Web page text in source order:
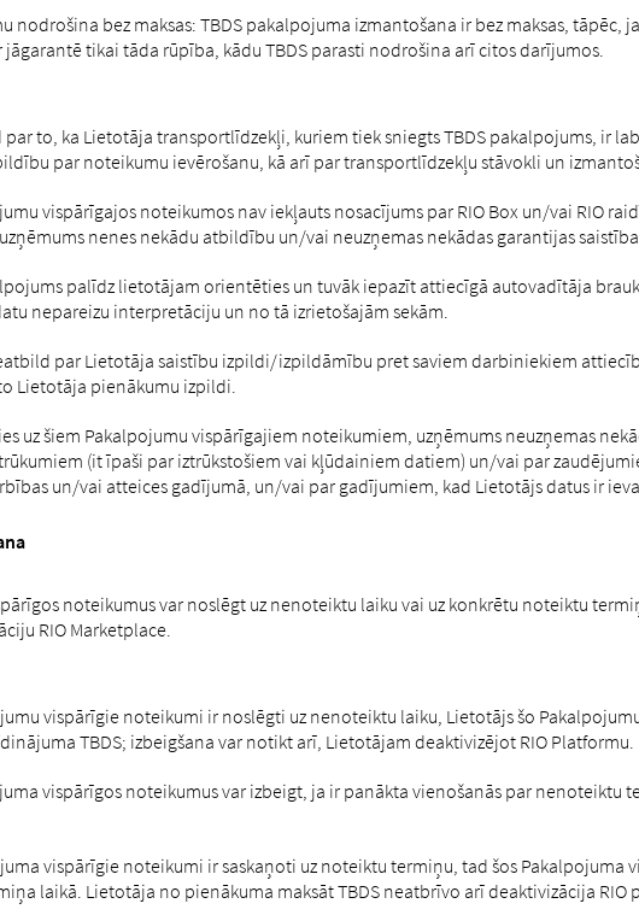
nodrošina bez maksas: TBDS pakalpojuma izmantošana ir bez maksas,
jāgarantē tikai tāda rūpība, kādu TBDS parasti nodrošina arī citos darījumos.
par to, ka Lietotāja transportlīdzekļi, kuriem tiek sniegts TBDS pakalpojums, ir
par noteikumu ievērošanu, kā arī par transportlīdzekļu stāvokli un
vispārīgajos noteikumos nav iekļauts nosacījums par RIO Box un/vai RIO
nenes nekādu atbildību un/vai neuzņemas nekādas garantijas
palīdz lietotājam orientēties un tuvāk iepazīt attiecīgā autovadītāja
nepareizu interpretāciju un no tā izrietošajām sekām.
par Lietotāja saistību izpildi/izpildāmību pret saviem darbiniekiem
Lietotāja pienākumu izpildi.
uz šiem Pakalpojumu vispārīgajiem noteikumiem, uzņēmums neuzņemas
(it īpaši par iztrūkstošiem vai kļūdainiem datiem) un/vai par
un/vai atteices gadījumā, un/vai par gadījumiem, kad Lietotājs datus ir
noteikumus var noslēgt uz nenoteiktu laiku vai uz konkrētu noteiktu
RIO Marketplace.
vispārīgie noteikumi ir noslēgti uz nenoteiktu laiku, Lietotājs šo
TBDS; izbeigšana var notikt arī, Lietotājam deaktivizējot RIO Platformu.
vispārīgos noteikumus var izbeigt, ja ir panākta vienošanās par nenoteiktu
vispārīgie noteikumi ir saskaņoti uz noteiktu termiņu, tad šos
laikā. Lietotāja no pienākuma maksāt TBDS neatbrīvo arī deaktivizācija RIO